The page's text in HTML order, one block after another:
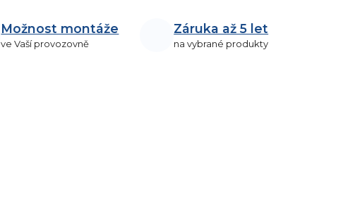
Možnost montáže
ve Vaší provozovně
Záruka až 5 let
na vybrané produkty